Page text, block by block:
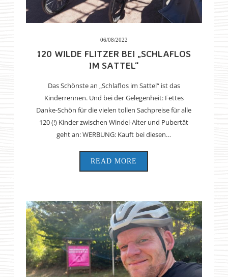
06/08/2022
120 WILDE FLITZER BEI „SCHLAFLOS
IM SATTEL“
Das Schönste an „Schlaflos im Sattel“ ist das
Kinderrennen. Und bei der Gelegenheit: Fettes
Danke-Schön für die vielen tollen Sachpreise für alle
120 (!) Kinder zwischen Windel-Alter und Pubertät
geht an: WERBUNG: Kauft bei diesen…
READ MORE